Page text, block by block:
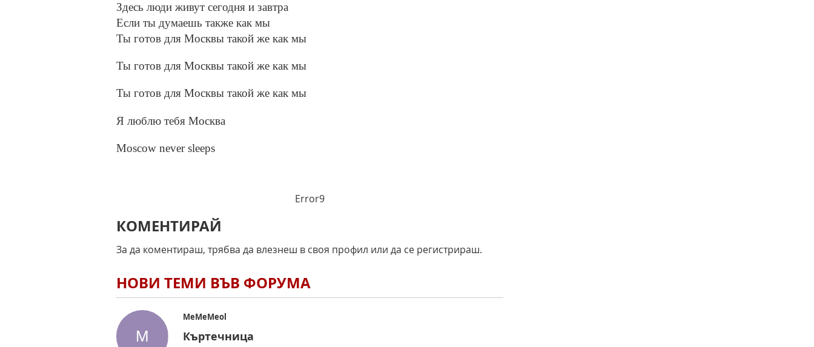
Здесь люди живут сегодня и завтра
Если ты думаешь также как мы
Ты готов для Москвы такой же как мы
Ты готов для Москвы такой же как мы
Ты готов для Москвы такой же как мы
Я люблю тебя Москва
Moscow never sleeps
Error9
КОМЕНТИРАЙ
За да коментираш, трябва да влезнеш в своя профил или да се регистрираш.
НОВИ ТЕМИ ВЪВ ФОРУМА
MeMeMeol
Къртечница